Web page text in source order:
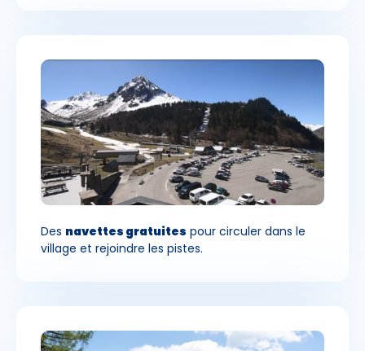
Des navettes gratuites pour circuler dans le
village et rejoindre les pistes.